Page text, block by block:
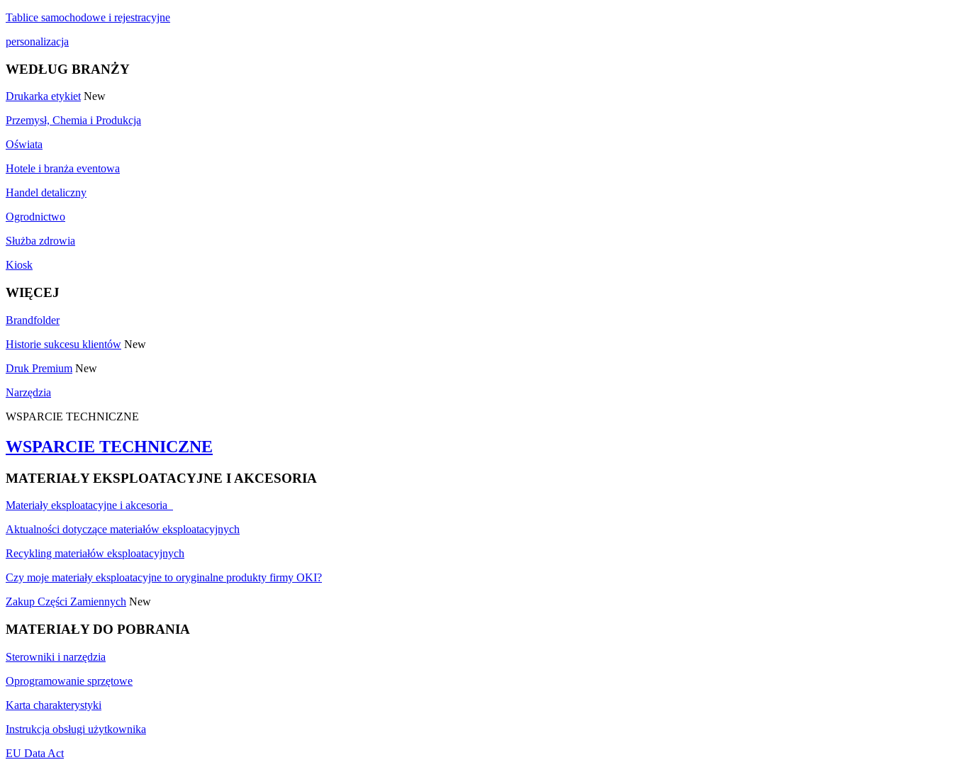
Tablice samochodowe i rejestracyjne
personalizacja
WEDŁUG BRANŻY
Drukarka etykiet New
Przemysł, Chemia i Produkcja
Oświata
Hotele i branża eventowa
Handel detaliczny
Ogrodnictwo
Służba zdrowia
Kiosk
WIĘCEJ
Brandfolder
Historie sukcesu klientów New
Druk Premium New
Narzędzia
WSPARCIE TECHNICZNE
WSPARCIE TECHNICZNE
MATERIAŁY EKSPLOATACYJNE I AKCESORIA
Materiały eksploatacyjne i akcesoria
Aktualności dotyczące materiałów eksploatacyjnych
Recykling materiałów eksploatacyjnych
Czy moje materiały eksploatacyjne to oryginalne produkty firmy OKI?
Zakup Części Zamiennych New
MATERIAŁY DO POBRANIA
Sterowniki i narzędzia
Oprogramowanie sprzętowe
Karta charakterystyki
Instrukcja obsługi użytkownika
EU Data Act